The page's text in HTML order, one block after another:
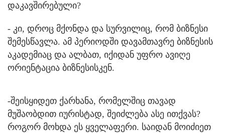
დაკავშირებული?
- კი, დროც მქონდა და სურვილიც, რომ ბიზნესი
შემესწავლა. ამ პერიოდში დავამთავრე ბიზნესის
აკადემიაც და ალბათ, იქიდან უფრო ავიღე
ორიენტაცია ბიზნესისკენ.
-შეისყიდეთ ქარხანა, რომელშიც თავად
მუშაობდით იურისტად, შეიძლება ასე ითქვას?
როგორ მოხდა ეს ყველაფერი. საიდან მოიძიეთ